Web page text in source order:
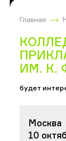
Главная
ИМ. К.
будет
Москва
10